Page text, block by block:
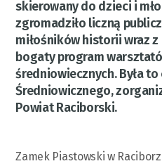
skierowany do dzieci i
zgromadziło liczną
miłośników historii wraz
bogaty program
średniowiecznych. Była to
Średniowicznego,
Powiat Raciborski.
Zamek Piastowski w